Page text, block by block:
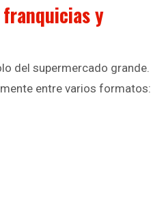
franquicias y
del supermercado grande.
entre varios formatos: